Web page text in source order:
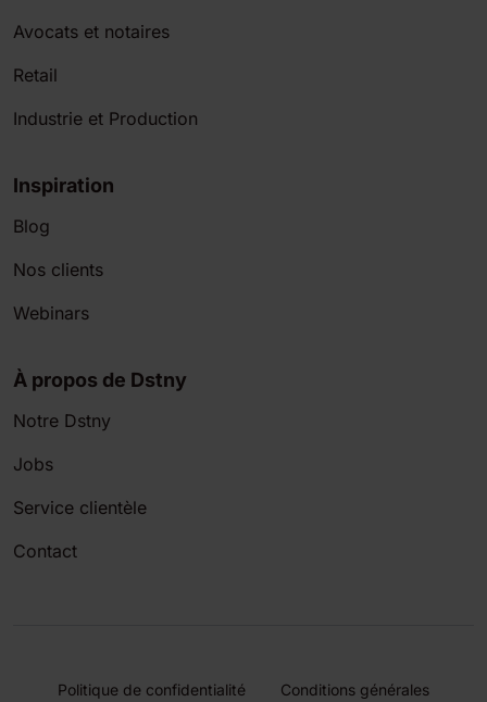
Avocats et notaires
Retail
Industrie et Production
Inspiration
Blog
Nos clients
Webinars
À propos de Dstny
Notre Dstny
Jobs
Service clientèle
Contact
Politique de confidentialité Conditions générales